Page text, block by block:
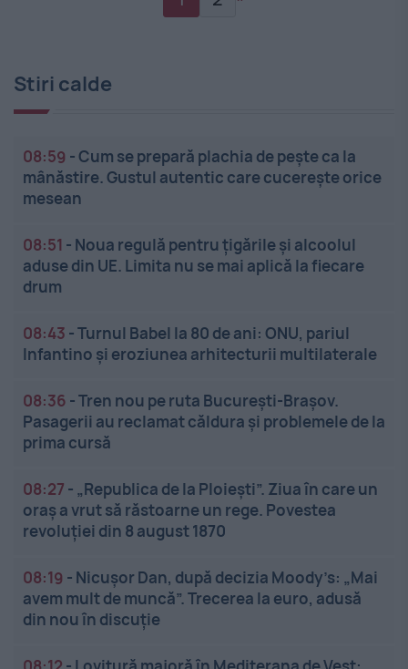
Stiri calde
08:59 -Cum se prepară plachia de pește ca la
mânăstire. Gustul autentic care cucerește orice
mesean
08:51 - Noua regulă pentru țigările și alcoolul
aduse din UE. Limita nu se mai aplică la fiecare
drum
08:43 -Turnul Babel la 80 de ani: ONU, pariul
Infantino și eroziunea arhitecturii multilaterale
08:36 -Tren nou pe ruta București-Brașov.
Pasagerii au reclamat căldura și problemele de la
prima cursă
08:27 - „Republica de la Ploiești”. Ziua în care un
oraș a vrut să răstoarne un rege. Povestea
revoluției din 8 august 1870
08:19 - Nicușor Dan, după decizia Moody’s: „Mai
avem mult de muncă”. Trecerea la euro, adusă
din nou în discuție